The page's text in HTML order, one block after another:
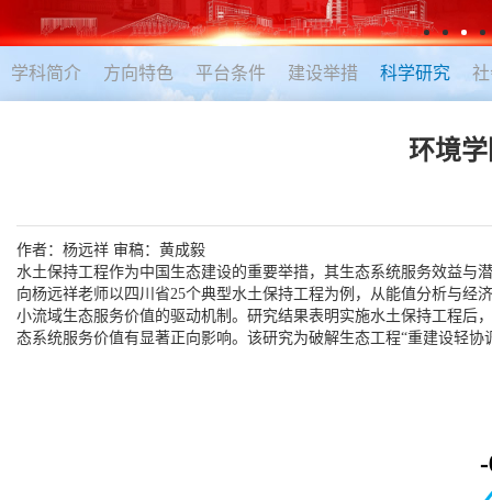
学科简介 方向特色 平台条件 建设举措 科学研究
环境
作者：杨远祥 审稿：黄成毅
水土保持工程作为中国生态建设的重要举措，其生态系统服务效益与
向杨远祥老师以四川省25个典型水土保持工程为例，从能值分析与经
小流域生态服务价值的驱动机制。研究结果表明实施水土保持工程后
态系统服务价值有显著正向影响。该研究为破解生态工程“重建设轻